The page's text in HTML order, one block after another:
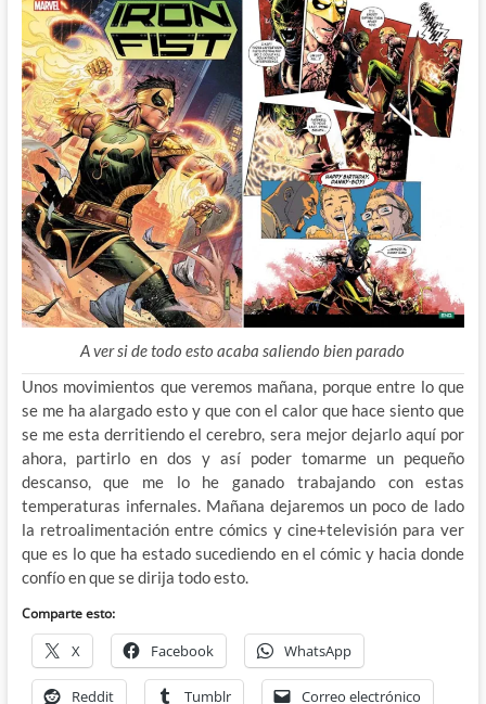
A ver si de todo esto acaba saliendo bien parado
Unos movimientos que veremos mañana, porque entre lo que
se me ha alargado esto y que con el calor que hace siento que
se me esta derritiendo el cerebro, sera mejor dejarlo aquí por
ahora, partirlo en dos y así poder tomarme un pequeño
descanso, que me lo he ganado trabajando con estas
temperaturas infernales. Mañana dejaremos un poco de lado
la retroalimentación entre cómics y cine+televisión para ver
que es lo que ha estado sucediendo en el cómic y hacia donde
confío en que se dirija todo esto.
Comparte esto:
X Facebook WhatsApp
Reddit Tumblr Correo electrónico